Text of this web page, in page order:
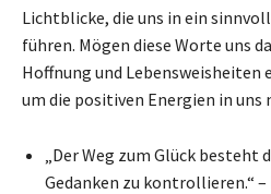
Lichtblicke, die uns in ein
führen. Mögen diese Worte uns
Hoffnung und Lebensweisheiten
um die positiven Energien in uns
„Der Weg zum Glück besteht
Gedanken zu kontrollieren.“ –